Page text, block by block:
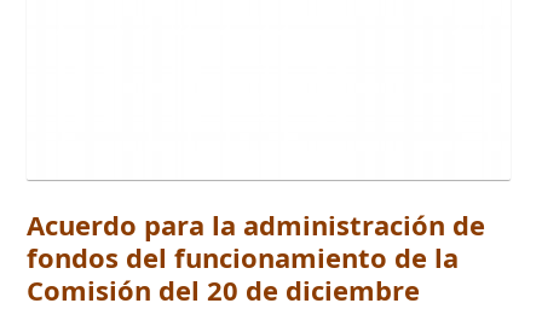
Acuerdo para la administración de
fondos del funcionamiento de la
Comisión del 20 de diciembre